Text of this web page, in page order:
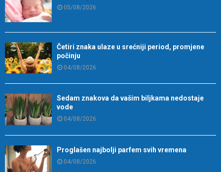
05/08/2026
Četiri znaka ulaze u srećniji period, promjene
počinju
04/08/2026
Sedam znakova da vašim biljkama nedostaje
vode
04/08/2026
Proglašen najbolji parfem svih vremena
04/08/2026